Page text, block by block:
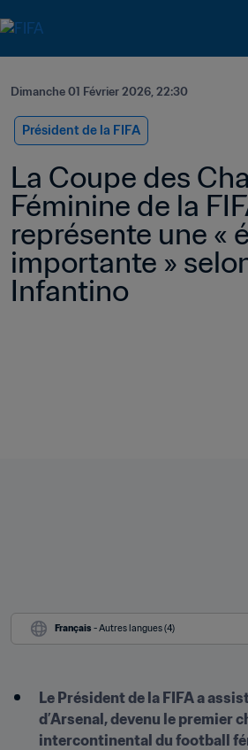
Dimanche 01 Février 2026, 22:30
Président de la FIFA
La Coupe des
Féminine de la
représente une «
importante »
Infantino
Français - Autres langues (4)
Le Président de la FIFA a
d’Arsenal, devenu le premier
intercontinental du football